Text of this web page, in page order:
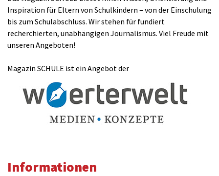
Inspiration für Eltern von Schulkindern – von der Einschulung
bis zum Schulabschluss. Wir stehen für fundiert
recherchierten, unabhängigen Journalismus. Viel Freude mit
unseren Angeboten!
Magazin SCHULE ist ein Angebot der
Informationen